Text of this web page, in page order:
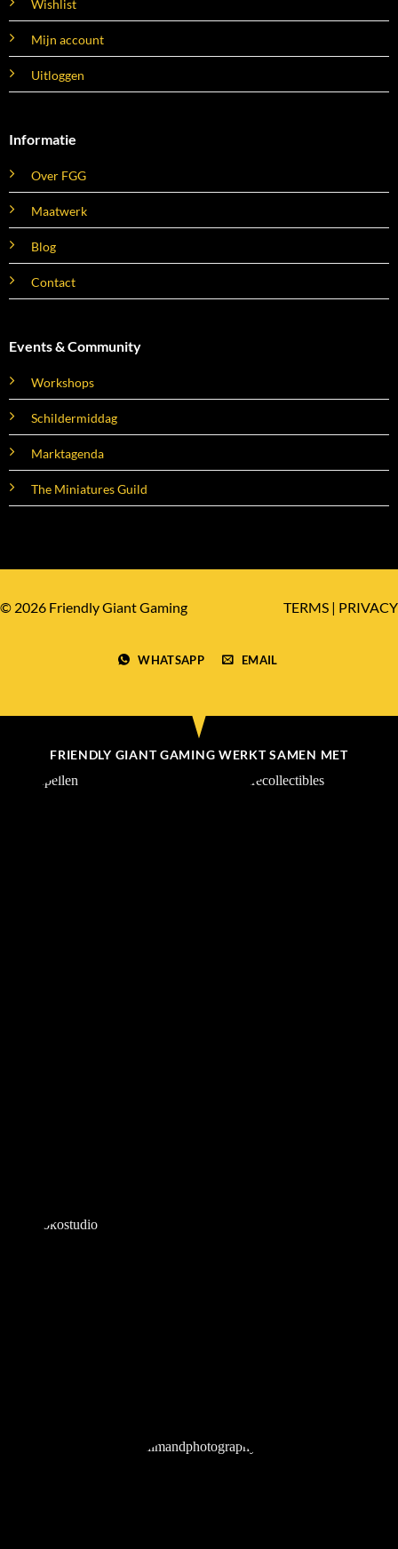
Wishlist
Mijn account
Uitloggen
Informatie
Over FGG
Maatwerk
Blog
Contact
Events & Community
Workshops
Schildermiddag
Marktagenda
The Miniatures Guild
© 2026 Friendly Giant Gaming
WHATSAPP EMAIL
TERMS | PRIVACY
FRIENDLY GIANT GAMING WERKT SAMEN MET